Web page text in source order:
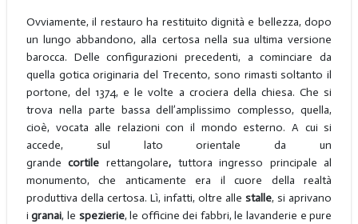
Ovviamente, il restauro ha restituito dignità e bellezza, dopo
un lungo abbandono, alla certosa nella sua ultima versione
barocca. Delle configurazioni precedenti, a cominciare da
quella gotica originaria del Trecento, sono rimasti soltanto il
portone, del 1374, e le volte a crociera della chiesa. Che si
trova nella parte bassa dell’amplissimo complesso, quella,
cioè, vocata alle relazioni con il mondo esterno. A cui si
accede, sul lato orientale da un
grandecortile rettangolare, tuttora ingresso principale al
monumento, che anticamente era il cuore della realtà
produttiva della certosa. Lì, infatti, oltre allestalle, si aprivano
igranai, le spezierie, le officine dei fabbri, le lavanderie e pure